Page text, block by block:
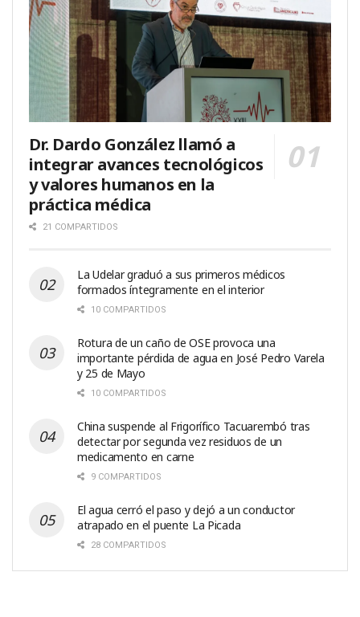
Dr. Dardo González llamó a
integrar avances tecnológicos
y valores humanos en la
práctica médica
21 COMPARTIDOS
La Udelar graduó a sus primeros médicos
formados íntegramente en el interior
10 COMPARTIDOS
Rotura de un caño de OSE provoca una
importante pérdida de agua en José Pedro Varela
y 25 de Mayo
10 COMPARTIDOS
China suspende al Frigorífico Tacuarembó tras
detectar por segunda vez residuos de un
medicamento en carne
9 COMPARTIDOS
El agua cerró el paso y dejó a un conductor
atrapado en el puente La Picada
28 COMPARTIDOS